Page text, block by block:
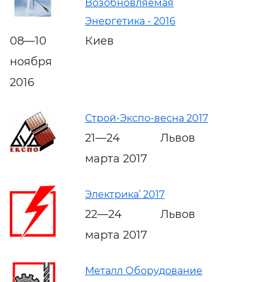
Возобновляемая
Энергетика - 2016
08—10
ноября
2016
Киев
Строй-Экспо-весна 2017
21—24
марта 2017
Львов
Электрика’ 2017
22—24
марта 2017
Львов
Металл Оборудование